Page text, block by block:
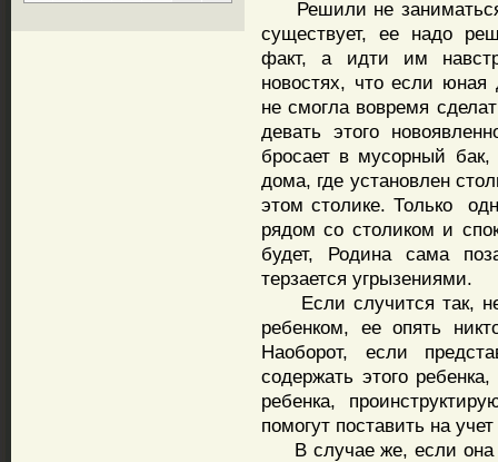
Решили не заниматься
существует, ее надо
факт, а идти им
новостях, что если юная
не смогла вовремя
девать этого
бросает в мусорный
дома, где установлен
этом столике. Только
рядом со столиком и
будет, Родина сама
терзается угрызениями.
Если случится так,
ребенком, ее опять
Наоборот, если
содержать этого
ребенка,
помогут поставить на
В случае же, если она